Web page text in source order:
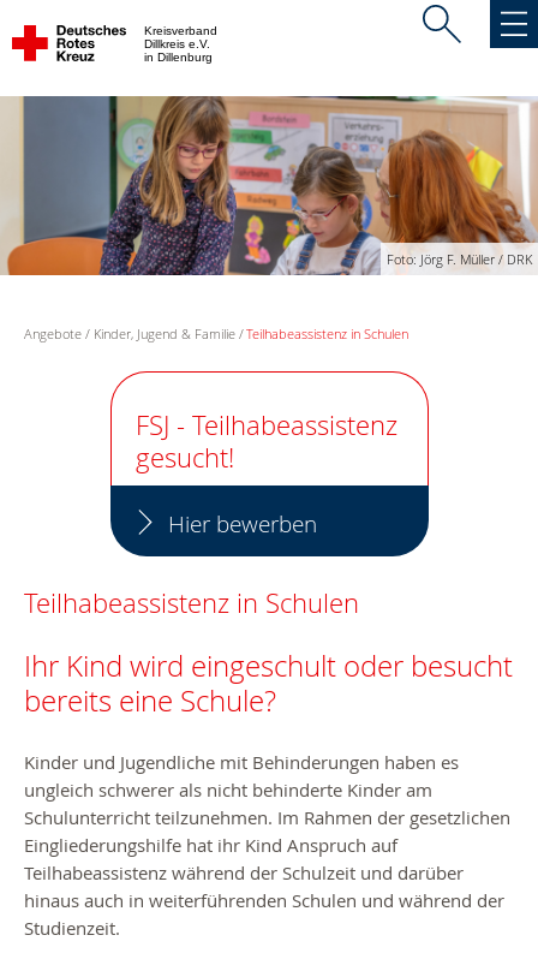
Kreisverband
Dillkreis e.V.
in Dillenburg
Foto: Jörg F. Müller / DRK
Angebote Kinder, Jugend & Familie Teilhabeassistenz in Schulen
FSJ - Teilhabeassistenz
gesucht!
Hier bewerben
Teilhabeassistenz in Schulen
Ihr Kind wird eingeschult oder besucht
bereits eine Schule?
Kinder und Jugendliche mit Behinderungen haben es
ungleich schwerer als nicht behinderte Kinder am
Schulunterricht teilzunehmen. Im Rahmen der gesetzlichen
Eingliederungshilfe hat ihr Kind Anspruch auf
Teilhabeassistenz während der Schulzeit und darüber
hinaus auch in weiterführenden Schulen und während der
Studienzeit.